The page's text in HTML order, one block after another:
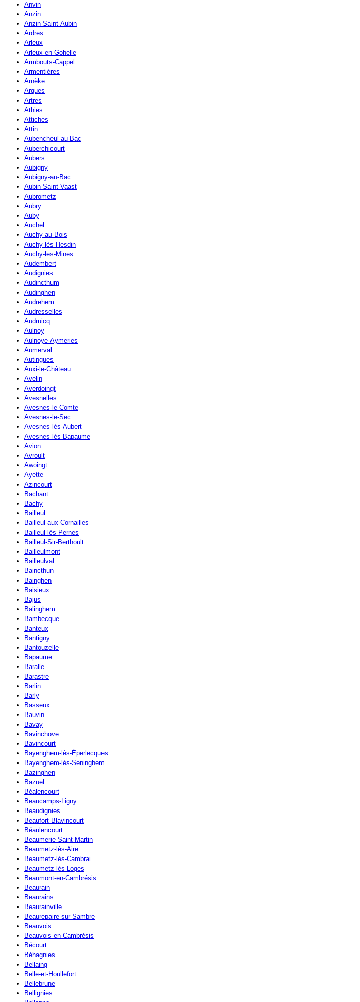
Anvin
Anzin
Anzin-Saint-Aubin
Ardres
Arleux
Arleux-en-Gohelle
Armbouts-Cappel
Armentières
Arnèke
Arques
Artres
Athies
Attiches
Attin
Aubencheul-au-Bac
Auberchicourt
Aubers
Aubigny
Aubigny-au-Bac
Aubin-Saint-Vaast
Aubrometz
Aubry
Auby
Auchel
Auchy-au-Bois
Auchy-lès-Hesdin
Auchy-les-Mines
Audembert
Audignies
Audincthum
Audinghen
Audrehem
Audresselles
Audruicq
Aulnoy
Aulnoye-Aymeries
Aumerval
Autingues
Auxi-le-Château
Avelin
Averdoingt
Avesnelles
Avesnes-le-Comte
Avesnes-le-Sec
Avesnes-lès-Aubert
Avesnes-lès-Bapaume
Avion
Avroult
Awoingt
Ayette
Azincourt
Bachant
Bachy
Bailleul
Bailleul-aux-Cornailles
Bailleul-lès-Pernes
Bailleul-Sir-Berthoult
Bailleulmont
Bailleulval
Baincthun
Bainghen
Baisieux
Bajus
Balinghem
Bambecque
Banteux
Bantigny
Bantouzelle
Bapaume
Baralle
Barastre
Barlin
Barly
Basseux
Bauvin
Bavay
Bavinchove
Bavincourt
Bayenghem-lès-Éperlecques
Bayenghem-lès-Seninghem
Bazinghen
Bazuel
Béalencourt
Beaucamps-Ligny
Beaudignies
Beaufort-Blavincourt
Béaulencourt
Beaumerie-Saint-Martin
Beaumetz-lès-Aire
Beaumetz-lès-Cambrai
Beaumetz-lès-Loges
Beaumont-en-Cambrésis
Beaurain
Beaurains
Beaurainville
Beaurepaire-sur-Sambre
Beauvois
Beauvois-en-Cambrésis
Bécourt
Béhagnies
Bellaing
Belle-et-Houllefort
Bellebrune
Bellignies